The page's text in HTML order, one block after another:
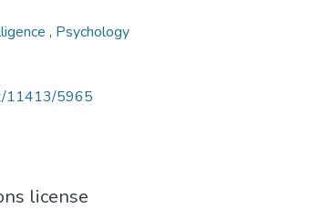
, Psychology
11413/5965
license